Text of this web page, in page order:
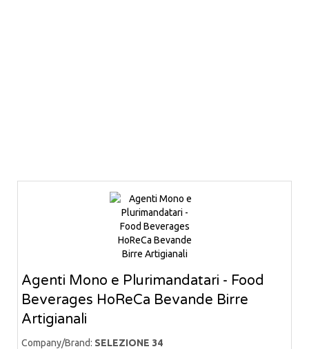
Agenti Mono e Plurimandatari - Food
Beverages HoReCa Bevande Birre
Artigianali
Company/Brand: SELEZIONE 34